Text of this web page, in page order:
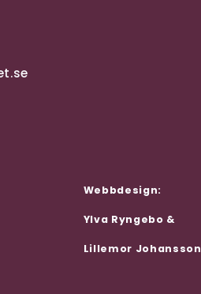
Webbdesign:
Ylva Ryngebo &
Lillemor Johansson